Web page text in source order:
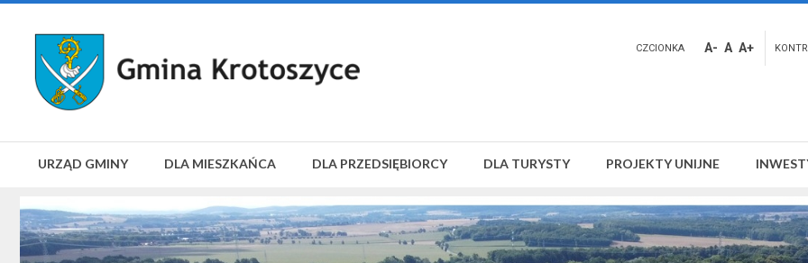
CZCIONKA A- A A+
URZĄD GMINY DLA MIESZKAŃCA DLA PRZEDSIĘBIORCY DLA TURYSTY PROJEKTY UNIJNE